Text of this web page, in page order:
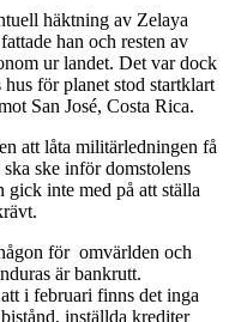
häktning av Zelaya
han och resten av
ur landet. Det var dock
för planet stod startklart
San José, Costa Rica.
att låta militärledningen få
ske inför domstolens
gick inte med på att ställa
för omvärlden och
är bankrutt.
i februari finns det inga
inställda krediter